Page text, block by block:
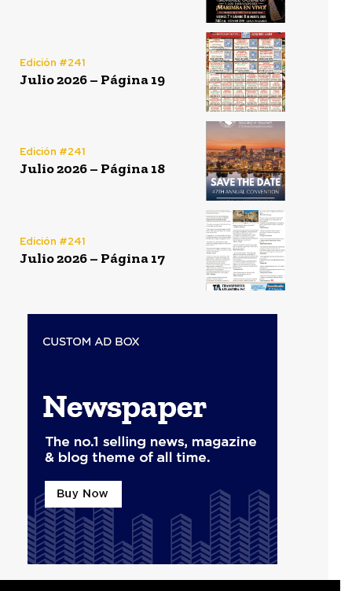
Edición #241
Julio 2026 – Página 19
Edición #241
Julio 2026 – Página 18
Edición #241
Julio 2026 – Página 17